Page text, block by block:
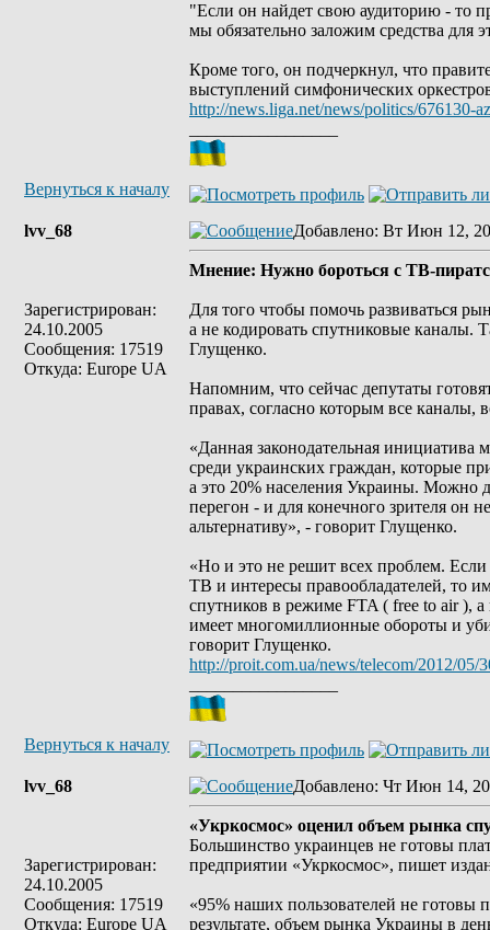
"Если он найдет свою аудиторию - то
мы обязательно заложим средства для
Кроме того, он подчеркнул, что
выступлений симфонических
http://news.liga.net/news/politics/676130-
Вернуться к началу
lvv_68
Зарегистрирован:
24.10.2005
Сообщения: 17519
Откуда: Europe UA
Добавлено: Вт Июн 12,
Мнение: Нужно бороться с ТВ-
Для того чтобы помочь развиваться
а не кодировать спутниковые каналы.
Глущенко.
Напомним, что сейчас депутаты
правах, согласно которым все
«Данная законодательная
среди украинских граждан, которые
а это 20% населения Украины. Можно
перегон - и для конечного зрителя он
альтернативу», - говорит Глущенко.
«Но и это не решит всех проблем.
ТВ и интересы правообладателей, то
спутников в режиме FTA ( free to air ), а
имеет многомиллионные обороты и
говорит Глущенко.
http://proit.com.ua/news/telecom/2012/05/
Вернуться к началу
lvv_68
Зарегистрирован:
24.10.2005
Сообщения: 17519
Откуда: Europe UA
Добавлено: Чт Июн 14,
«Укркосмос» оценил объем рынка
Большинство украинцев не готовы
предприятии «Укркосмос», пишет
«95% наших пользователей не готовы
результате, объем рынка Украины в